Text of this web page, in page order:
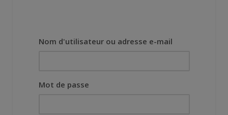
Nom d'utilisateur ou adresse e-mail
Mot de passe